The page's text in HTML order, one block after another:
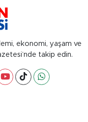
ekonomi, yaşam ve
takip edin.